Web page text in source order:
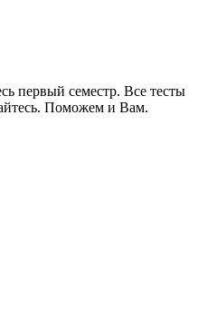
первый семестр. Все тесты
Поможем и Вам.